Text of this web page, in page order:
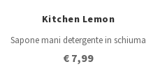
Kitchen Lemon
Sapone mani detergente in schiuma
€ 7,99